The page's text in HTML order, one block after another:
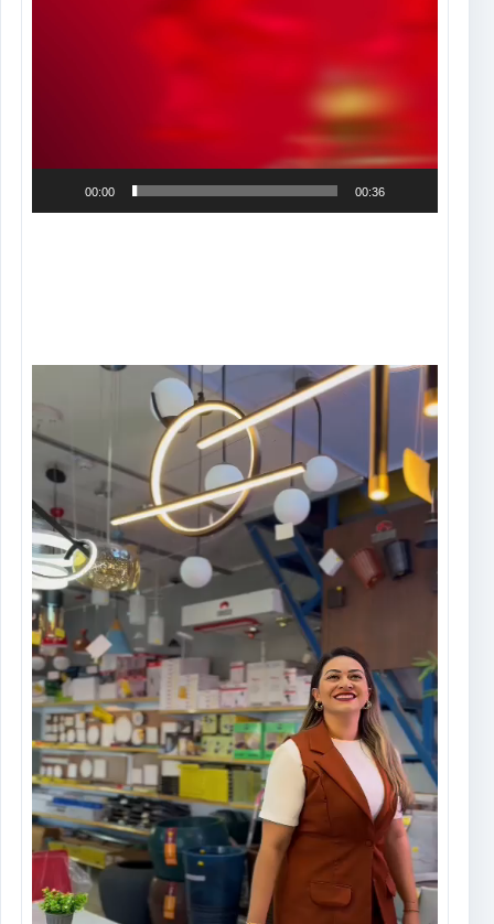
00:00 00:36
vídeo